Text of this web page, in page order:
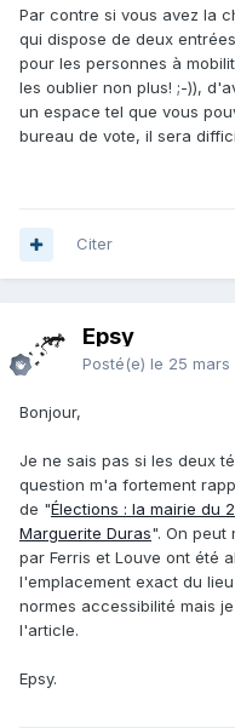
Par contre si vous avez la
qui dispose de deux
pour les personnes à
les oublier non plus! ;-)),
un espace tel que vous
bureau de vote, il sera
Citer
Epsy
Posté(e) le 25 mars
Bonjour,
Je ne sais pas si les deux
question m'a fortement
de "Élections : la mairie du
Marguerite Duras". On peut
par Ferris et Louve ont été
l'emplacement exact du
normes accessibilité mais
l'article.
Epsy.